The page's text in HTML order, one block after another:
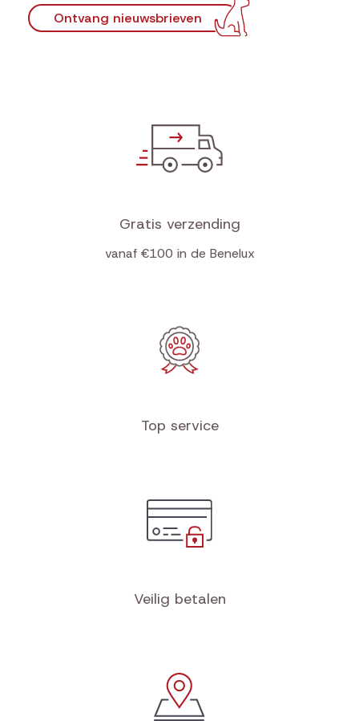
Ontvang nieuwsbrieven
Gratis verzending
vanaf €100 in de Benelux
Top service
Veilig betalen